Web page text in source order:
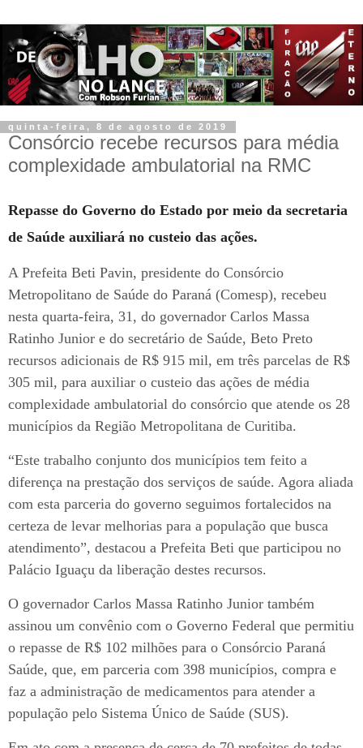
quinta-feira, 8 de agosto de 2019
Consórcio recebe recursos para média
complexidade ambulatorial na RMC
Repasse do Governo do Estado por meio da secretaria
de Saúde auxiliará no custeio das ações.
A Prefeita Beti Pavin, presidente do Consórcio
Metropolitano de Saúde do Paraná (Comesp), recebeu
nesta quarta-feira, 31, do governador Carlos Massa
Ratinho Junior e do secretário de Saúde, Beto Preto
recursos adicionais de R$ 915 mil, em três parcelas de R$
305 mil, para auxiliar o custeio das ações de média
complexidade ambulatorial do consórcio que atende os 28
municípios da Região Metropolitana de Curitiba.
“Este trabalho conjunto dos municípios tem feito a
diferença na prestação dos serviços de saúde. Agora aliada
com esta parceria do governo seguimos fortalecidos na
certeza de levar melhorias para a população que busca
atendimento”, destacou a Prefeita Beti que participou no
Palácio Iguaçu da liberação destes recursos.
O governador Carlos Massa Ratinho Junior também
assinou um convênio com o Governo Federal que permitiu
o repasse de R$ 102 milhões para o Consórcio Paraná
Saúde, que, em parceria com 398 municípios, compra e
faz a administração de medicamentos para atender a
população pelo Sistema Único de Saúde (SUS).